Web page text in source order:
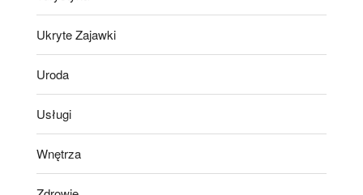
Ukryte Zajawki
Uroda
Usługi
Wnętrza